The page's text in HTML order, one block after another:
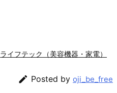
ライフテック（美容機器・家電）
 Posted by oji_be_free